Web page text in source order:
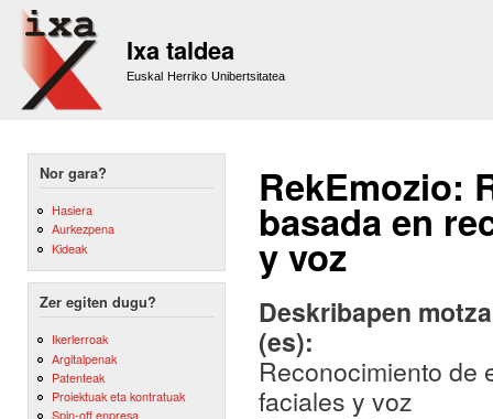
Ixa taldea
Euskal Herriko Unibertsitatea
Nor gara?
Hasiera
Aurkezpena
Kideak
Zer egiten dugu?
Ikerlerroak
Argitalpenak
Patenteak
Proiektuak eta kontratuak
Spin-off enpresa
RekEmozio:
basada en
y voz
Deskribapen
(es):
Reconocimiento de
faciales y voz